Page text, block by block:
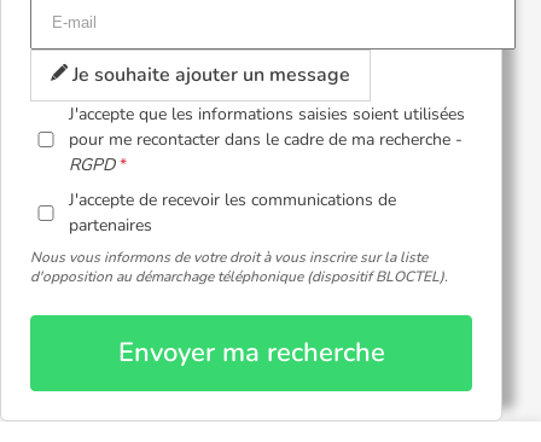
Je souhaite ajouter un message
J'accepte que les informations saisies soient utilisées
pour me recontacter dans le cadre de ma recherche -
RGPD
J'accepte de recevoir les communications de
partenaires
Nous vous informons de votre droit à vous inscrire sur la liste
d'opposition au démarchage téléphonique (dispositif BLOCTEL).
Envoyer ma recherche